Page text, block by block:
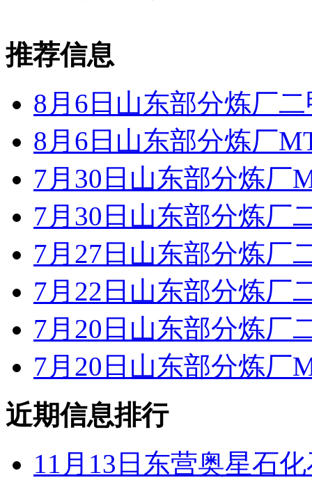
推荐信息
8月6日山东部分炼厂
8月6日山东部分炼厂
7月30日山东部分炼厂
7月30日山东部分炼厂
7月27日山东部分炼厂
7月22日山东部分炼厂
7月20日山东部分炼厂
7月20日山东部分炼厂
近期信息排行
11月13日东营奥星石